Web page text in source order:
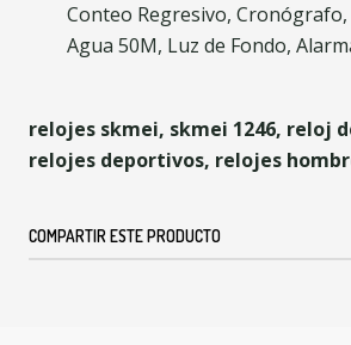
Conteo Regresivo, Cronógrafo,
Agua 50M, Luz de Fondo,
relojes skmei, skmei 1246, reloj
relojes deportivos, relojes
COMPARTIR ESTE PRODUCTO